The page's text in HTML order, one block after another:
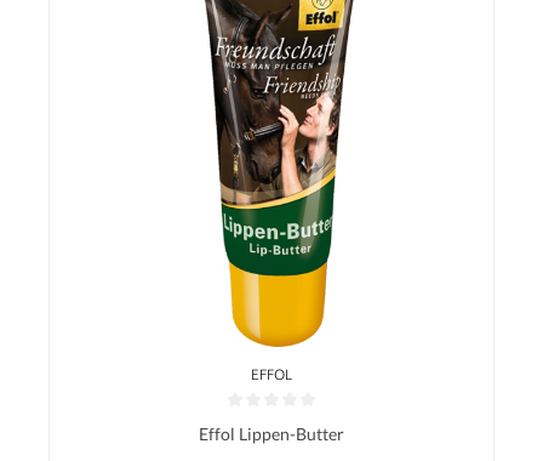
EFFOL
Durchschnittliche Bewertung von 0 von 5 Sternen
Effol Lippen-Butter